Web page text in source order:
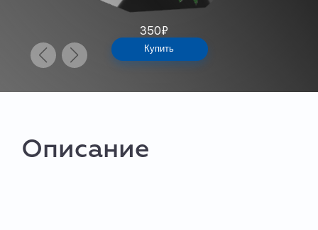
350₽
Купить
Описание